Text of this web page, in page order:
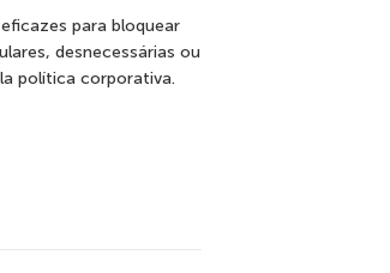
para bloquear
desnecessárias ou
política corporativa.